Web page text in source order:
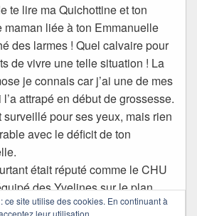
te lire ma Quichottine et ton
maman liée à ton Emmanuelle
des larmes ! Quel calvaire pour
de vivre une telle situation ! La
je connais car j’ai une de mes
attrapé en début de grossesse.
surveillé pour ses yeux, mais rien
avec le déficit de ton
était réputé comme le CHU
des Yvelines sur le plan
Mon aînée, Hulwenn, née en
ce site utilise des cookies. En continuant à
leur utilisation.